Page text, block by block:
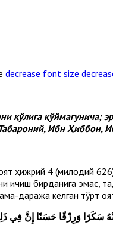
decrease font size
қўлига қўймагунича;
Ибн Ҳиббон,
ҳижрий 4 (милодий
ичиш бирданига эмас,
даража келган тўрт
سَكَرًا وَرِزْقًا حَسَنًا إِنَّ فِي